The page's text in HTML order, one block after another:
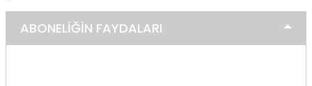
ABONELİĞİN FAYDALARI